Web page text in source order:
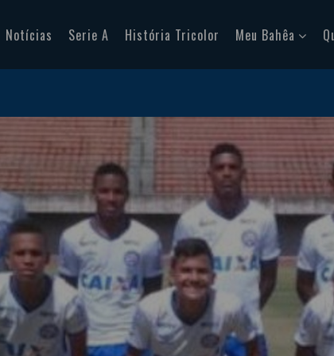
Notícias Serie A História Tricolor Meu Bahêa